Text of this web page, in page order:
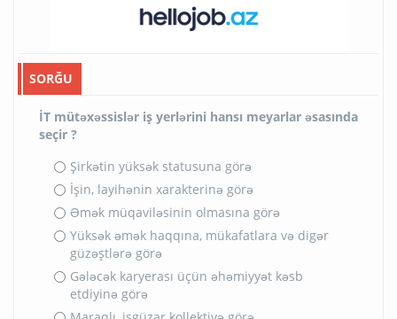
SORĞU
İT mütəxəssislər iş yerlərini hansı meyarlar əsasında
seçir ?
Şirkətin yüksək statusuna görə
İşin, layihənin xarakterinə görə
Əmək müqaviləsinin olmasına görə
Yüksək əmək haqqına, mükafatlara və digər
güzəştlərə görə
Gələcək karyerası üçün əhəmiyyət kəsb
etdiyinə görə